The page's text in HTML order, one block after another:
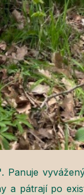
. Panuje
a pátrají po